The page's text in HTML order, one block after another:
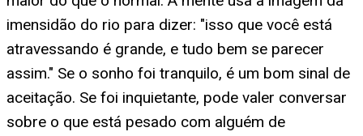
imensidão do rio para dizer: "isso que você está
atravessando é grande, e tudo bem se parecer
assim." Se o sonho foi tranquilo, é um bom sinal de
aceitação. Se foi inquietante, pode valer conversar
sobre o que está pesado com alguém de